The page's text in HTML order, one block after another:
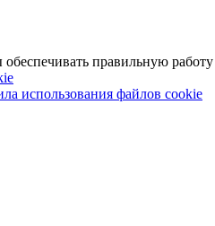
правильную работу
использования файлов cookie